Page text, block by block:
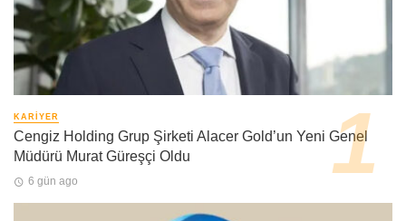
KARIYER
Cengiz Holding Grup Şirketi Alacer Gold’un Yeni Genel
Müdürü Murat Güreşçi Oldu
6 gün ago